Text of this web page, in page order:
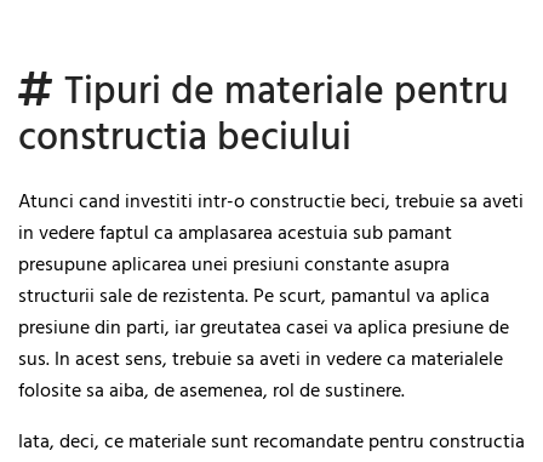
Tipuri de materiale pentru
constructia beciului
Atunci cand investiti intr-o constructie beci, trebuie sa aveti
in vedere faptul ca amplasarea acestuia sub pamant
presupune aplicarea unei presiuni constante asupra
structurii sale de rezistenta. Pe scurt, pamantul va aplica
presiune din parti, iar greutatea casei va aplica presiune de
sus. In acest sens, trebuie sa aveti in vedere ca materialele
folosite sa aiba, de asemenea, rol de sustinere.
Iata, deci, ce materiale sunt recomandate pentru constructia